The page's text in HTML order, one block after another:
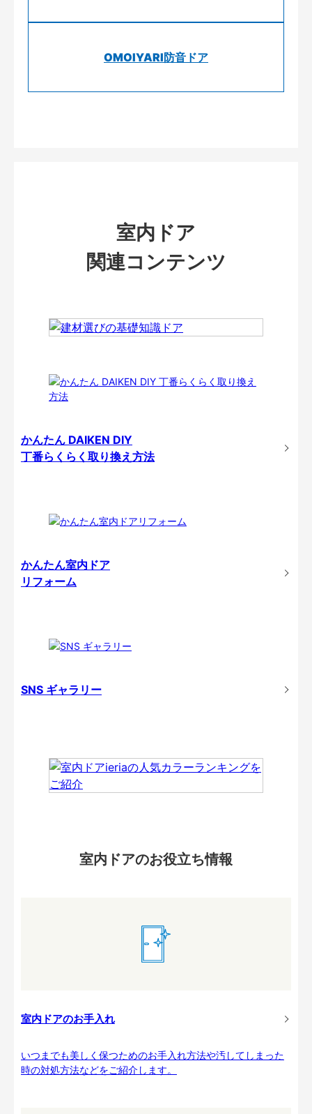
OMOIYARI防音ドア
室内ドア
関連コンテンツ
かんたん DAIKEN DIY
丁番らくらく取り換え方法
かんたん室内ドア
リフォーム
SNS ギャラリー
室内ドアのお役立ち情報
室内ドアのお手入れ
いつまでも美しく保つためのお手入れ方法や汚してしまった
時の対処方法などをご紹介します。